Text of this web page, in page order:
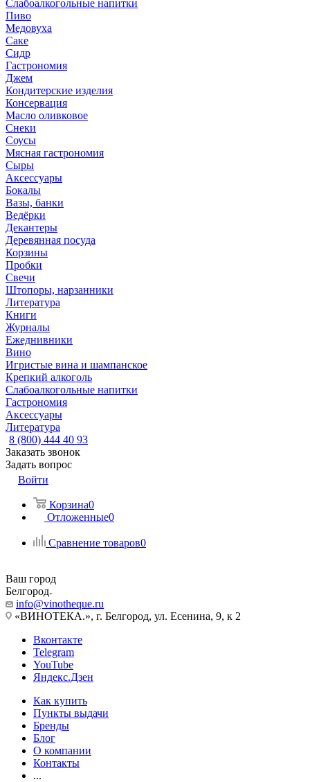
Слабоалкогольные напитки
Пиво
Медовуха
Саке
Сидр
Гастрономия
Джем
Кондитерские изделия
Консервация
Масло оливковое
Снеки
Соусы
Мясная гастрономия
Сыры
Аксессуары
Бокалы
Вазы, банки
Ведёрки
Декантеры
Деревянная посуда
Корзины
Пробки
Свечи
Штопоры, нарзанники
Литература
Книги
Журналы
Ежеднивники
Вино
Игристые вина и шампанское
Крепкий алкоголь
Слабоалкогольные напитки
Гастрономия
Аксессуары
Литература
8 (800) 444 40 93
Заказать звонок
Задать вопрос
Войти
Корзина0
Отложенные0
Сравнение товаров0
Ваш город
Белгород
info@vinotheque.ru
«ВИНОТЕКА.», г. Белгород, ул. Есенина, 9, к 2
Вконтакте
Telegram
YouTube
Яндекс.Дзен
Как купить
Пункты выдачи
Бренды
Блог
О компании
Контакты
...